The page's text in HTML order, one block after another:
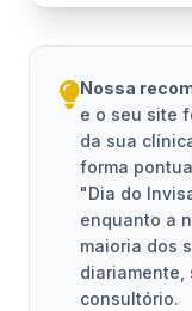
Nossa
e o seu site
da sua
forma
"Dia do
enquanto a
maioria dos
diariamente,
consultório.